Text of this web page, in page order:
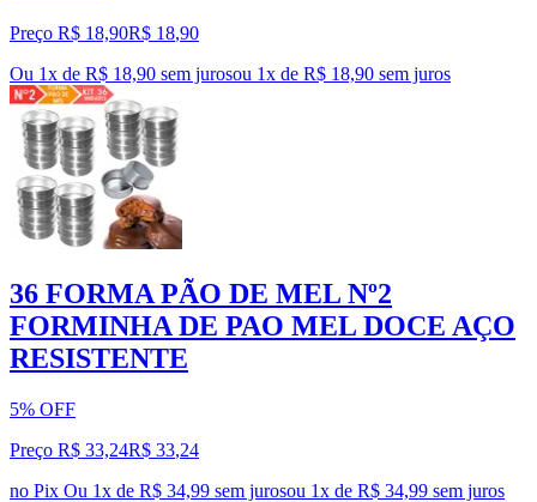
Preço R$ 18,90R$ 18,90
Ou 1x de R$ 18,90 sem jurosou 1x de R$ 18,90 sem juros
36 FORMA PÃO DE MEL Nº2
FORMINHA DE PAO MEL DOCE AÇO
RESISTENTE
5% OFF
Preço R$ 33,24R$ 33,24
no Pix Ou 1x de R$ 34,99 sem jurosou 1x de R$ 34,99 sem juros